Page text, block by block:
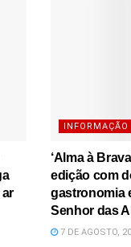
INFORMAÇÃO
‘Alma à
edição com
gastronomia
Senhor das
7 DE AGOSTO,